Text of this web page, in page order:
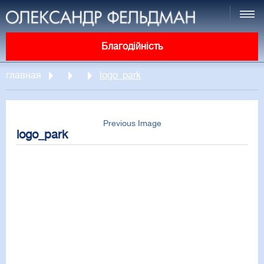
Благодійність
главная logo_park
Previous Image
logo_park